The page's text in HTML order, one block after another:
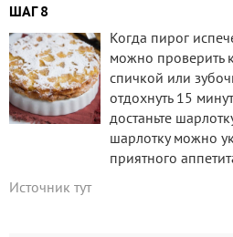
ШАГ 8
Когда пирог
можно проверить
спичкой или
отдохнуть 15
достаньте
шарлотку можно
приятного
Источник тут